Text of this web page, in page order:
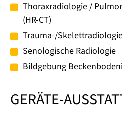
Thoraxradiologie /
(HR-CT)
Trauma-​/
Senologische Radiologie
Bildgebung
GERÄTE-